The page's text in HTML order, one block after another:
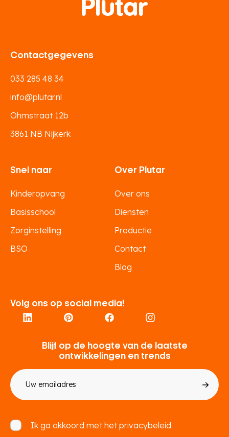
Volg ons op social media!
Contactgegevens
033 285 48 34
info@plutar.nl
Ohmstraat 12b
3861 NB Nijkerk
Snel naar
Kinderopvang
Basisschool
Zorginstelling
BSO
Over Plutar
Over ons
Diensten
Productie
Contact
Blog
Blijf op de hoogte van de laatste
ontwikkelingen en trends
mailadres
Ik ga akkoord met hetprivacybeleid.